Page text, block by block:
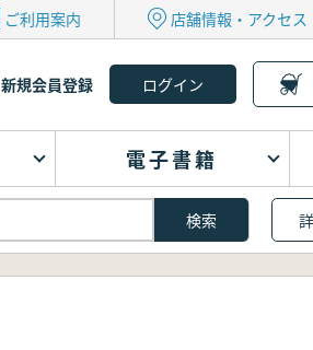
ご利用案内 店舗情報・アクセス
新規会員登録
電子書籍